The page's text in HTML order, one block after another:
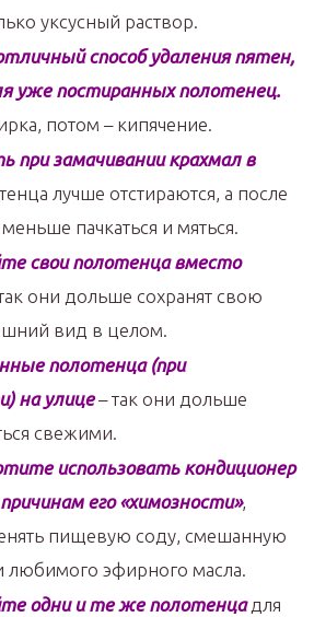
уксусный раствор.
способ удаления пятен,
уже постиранных полотенец.
потом – кипячение.
при замачивании крахмал в
лучше отстираются, а после
пачкаться и мяться.
свои полотенца вместо
они дольше сохранят свою
вид в целом.
полотенца (при
на улице– так они дольше
свежими.
использовать кондиционер
его «химозности»,
пищевую соду, смешанную
любимого эфирного масла.
одни и те же полотенцадля